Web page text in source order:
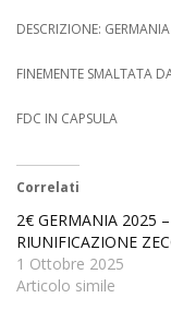
DESCRIZIONE:
FINEMENTE SMALTATA
FDC IN CAPSULA
Correlati
2€ GERMANIA 2025 –
RIUNIFICAZIONE
1 Ottobre 2025
Articolo simile